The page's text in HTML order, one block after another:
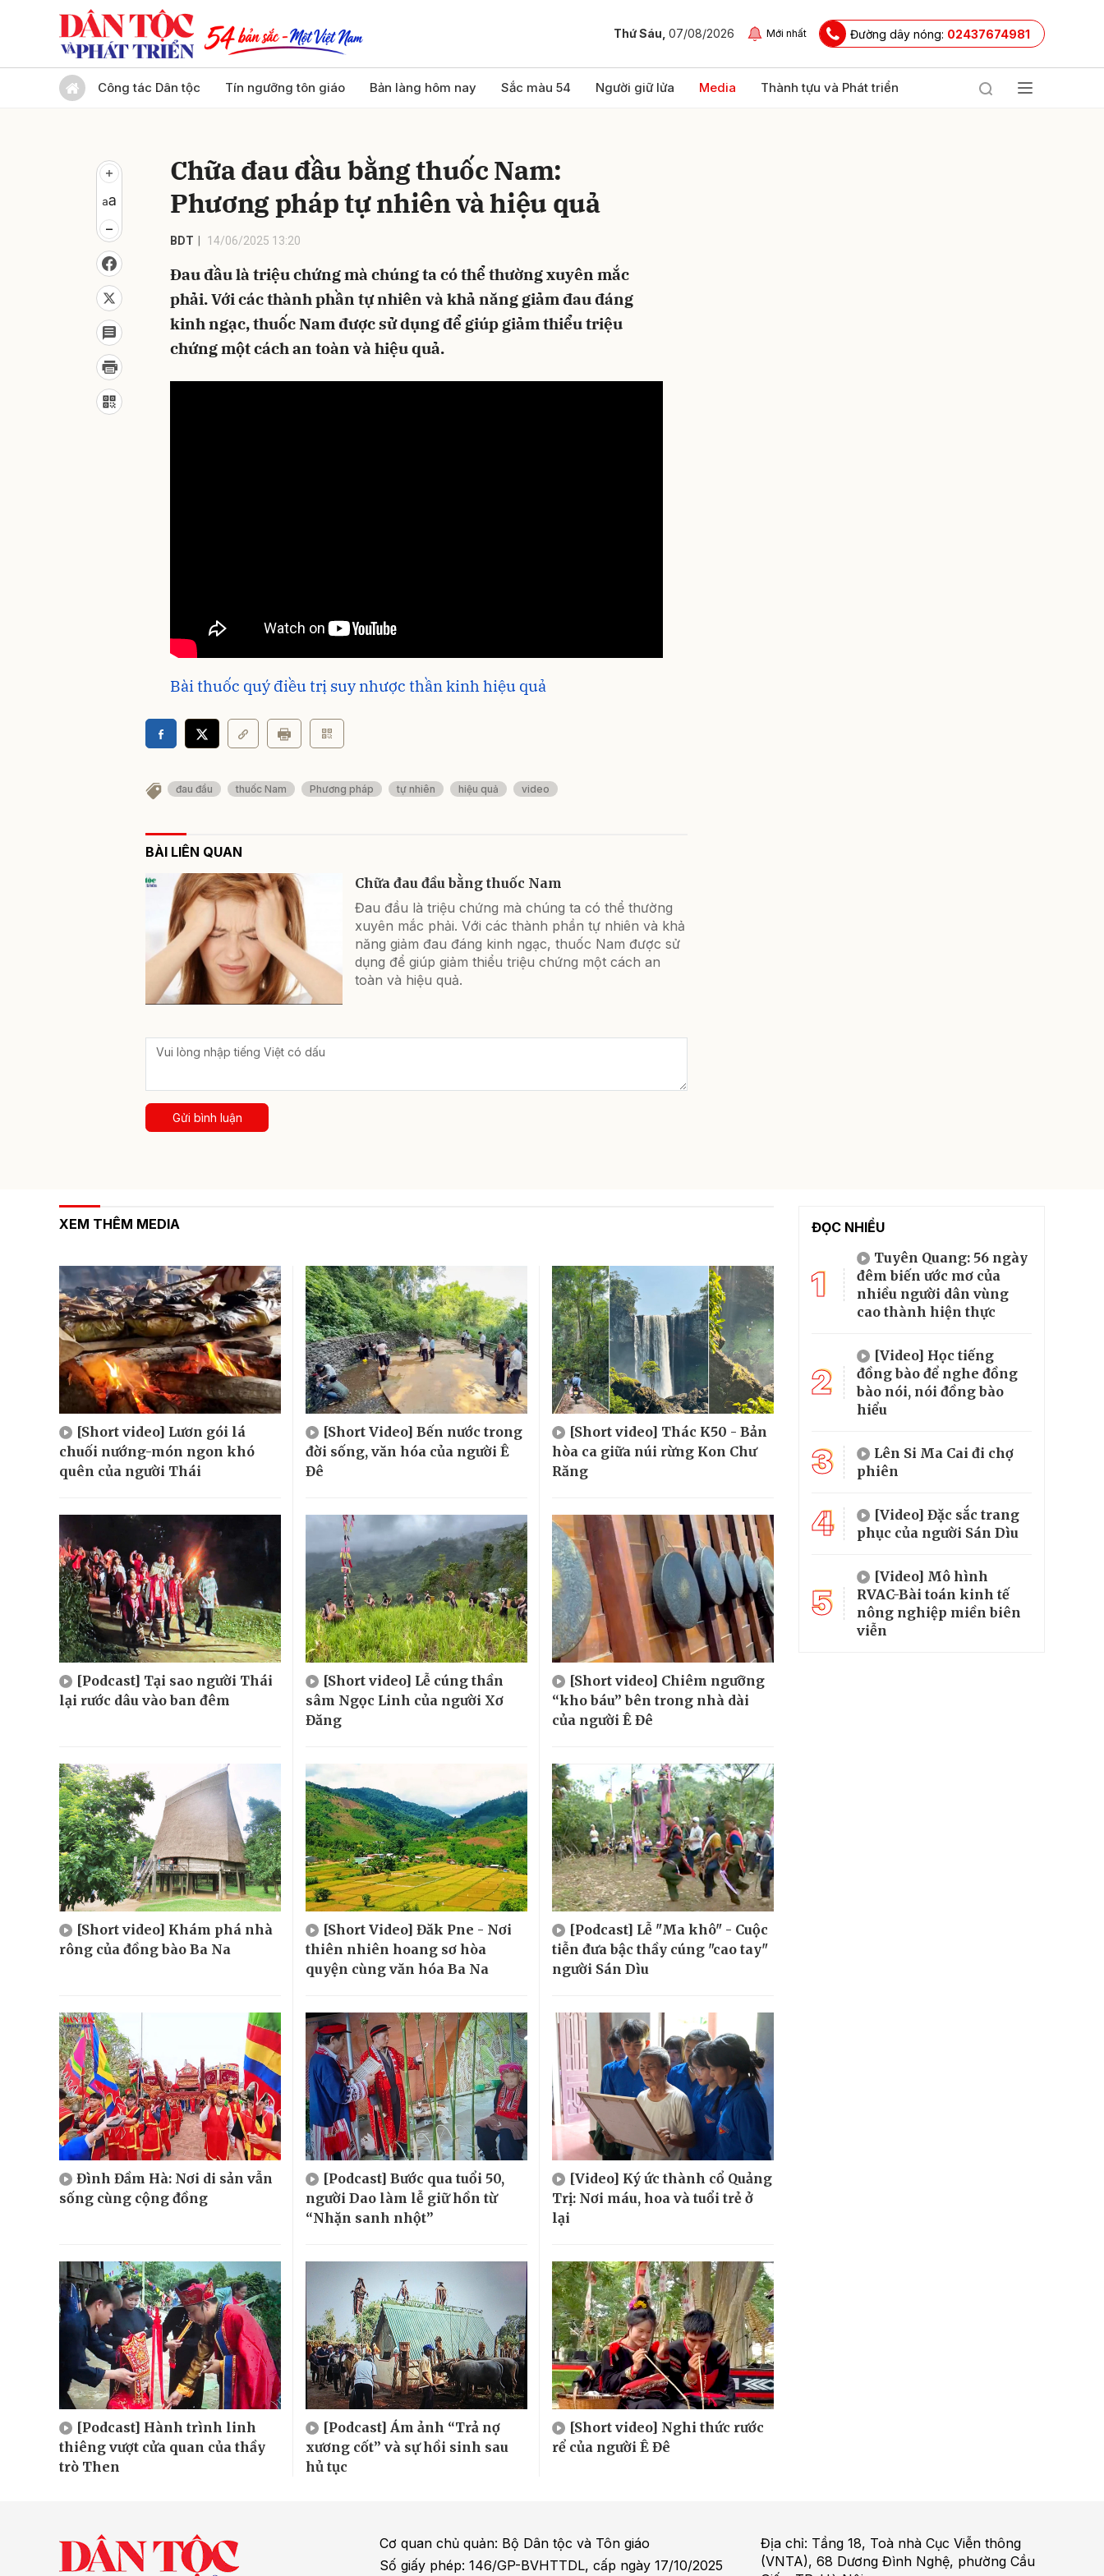
Thứ Sáu, 07/08/2026 Mới nhất Đường dây nóng: 02437674981
Công tác Dân tộc Tín ngưỡng tôn giáo Bản làng hôm nay Sắc màu 54 Người giữ lửa Media Thành tựu và Phát triển
Chữa đau đầu bằng thuốc Nam:
Phương pháp tự nhiên và hiệu quả
BDT 14/06/2025 13:20
Đau đầu là triệu chứng mà chúng ta có thể thường xuyên mắc
phải. Với các thành phần tự nhiên và khả năng giảm đau đáng
kinh ngạc, thuốc Nam được sử dụng để giúp giảm thiểu triệu
chứng một cách an toàn và hiệu quả.
Bài thuốc quý điều trị suy nhược thần kinh hiệu quả
đau đầu thuốc Nam Phương pháp tự nhiên hiệu quả video
BÀI LIÊN QUAN
Chữa đau đầu bằng thuốc Nam
Đau đầu là triệu chứng mà chúng ta có thể thường
xuyên mắc phải. Với các thành phần tự nhiên và khả
năng giảm đau đáng kinh ngạc, thuốc Nam được sử
dụng để giúp giảm thiểu triệu chứng một cách an
toàn và hiệu quả.
Gửi bình luận
XEM THÊM MEDIA
[Short video] Lươn gói lá
chuối nướng-món ngon khó
quên của người Thái
[Short Video] Bến nước trong
đời sống, văn hóa của người Ê
Đê
[Short video] Thác K50 - Bản
hòa ca giữa núi rừng Kon Chư
Răng
[Podcast] Tại sao người Thái
lại rước dâu vào ban đêm
[Short video] Lễ cúng thần
sâm Ngọc Linh của người Xơ
Đăng
[Short video] Chiêm ngưỡng
“kho báu” bên trong nhà dài
của người Ê Đê
[Short video] Khám phá nhà
rông của đồng bào Ba Na
[Short Video] Đăk Pne - Nơi
thiên nhiên hoang sơ hòa
quyện cùng văn hóa Ba Na
[Podcast] Lễ "Ma khô" - Cuộc
tiễn đưa bậc thầy cúng "cao tay"
người Sán Dìu
Đình Đầm Hà: Nơi di sản vẫn
sống cùng cộng đồng
[Podcast] Bước qua tuổi 50,
người Dao làm lễ giữ hồn từ
“Nhặn sanh nhột”
[Video] Ký ức thành cổ Quảng
Trị: Nơi máu, hoa và tuổi trẻ ở
lại
[Podcast] Hành trình linh
thiêng vượt cửa quan của thầy
trò Then
[Podcast] Ám ảnh “Trả nợ
xương cốt” và sự hồi sinh sau
hủ tục
[Short video] Nghi thức rước
rể của người Ê Đê
ĐỌC NHIỀU
1
Tuyên Quang: 56 ngày
đêm biến ước mơ của
nhiều người dân vùng
cao thành hiện thực
2
[Video] Học tiếng
đồng bào để nghe đồng
bào nói, nói đồng bào
hiểu
3
Lên Si Ma Cai đi chợ
phiên
4
[Video] Đặc sắc trang
phục của người Sán Dìu
5
[Video] Mô hình
RVAC-Bài toán kinh tế
nông nghiệp miền biên
viễn
Cơ quan chủ quản: Bộ Dân tộc và Tôn giáo
Số giấy phép: 146/GP-BVHTTDL, cấp ngày 17/10/2025
Địa chỉ: Tầng 18, Toà nhà Cục Viễn thông
(VNTA), 68 Dương Đình Nghệ, phường Cầu
Gửi bình luận